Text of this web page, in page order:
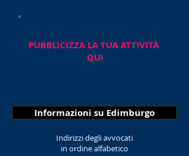
PUBBLICIZZA LA TUA ATTIVITÀ
QUI
Informazioni su Edimburgo
Indirizzi degli avvocati
in ordine alfabetico